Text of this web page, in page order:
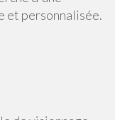
et personnalisée.